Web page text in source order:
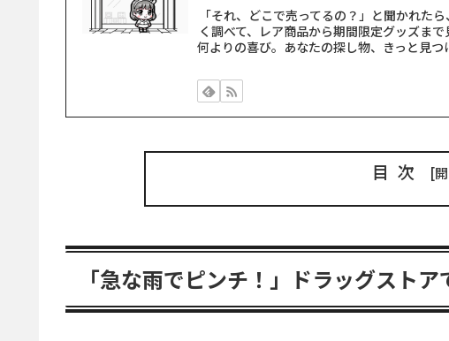
「それ、どこで売ってるの？」と聞かれた
く調べて、レア商品から期間限定グッズま
何よりの喜び。あなたの探し物、きっと見つ
目次
「急な雨でピンチ！」ドラッグスト